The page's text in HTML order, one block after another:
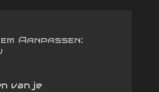
Aanpassen:
van je